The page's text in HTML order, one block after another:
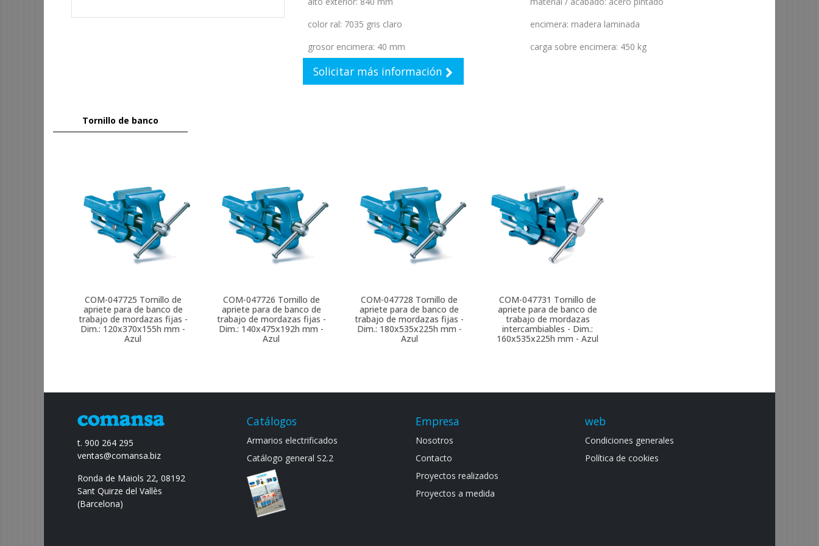
color ral: 7035 gris claro encimera: madera laminada
grosor encimera: 40 mm carga sobre encimera: 450 kg
Solicitar más información
Tornillo de banco
COM-047725 Tornillo de
apriete para de banco de
trabajo de mordazas fijas -
Dim.: 120x370x155h mm -
Azul
COM-047726 Tornillo de
apriete para de banco de
trabajo de mordazas fijas -
Dim.: 140x475x192h mm -
Azul
COM-047728 Tornillo de
apriete para de banco de
trabajo de mordazas fijas -
Dim.: 180x535x225h mm -
Azul
COM-047731 Tornillo de
apriete para de banco de
trabajo de mordazas
intercambiables - Dim.:
160x535x225h mm - Azul
t. 900 264 295
ventas@comansa.biz
Ronda de Maiols 22, 08192
Sant Quirze del Vallès
(Barcelona)
web
Condiciones generales
Política de cookies
Empresa
Noso​tros
Contacto
Proyectos realizados
Proyectos a medida
Catálogos
Armarios electrif​icad​os
Catálogo general S​2.2